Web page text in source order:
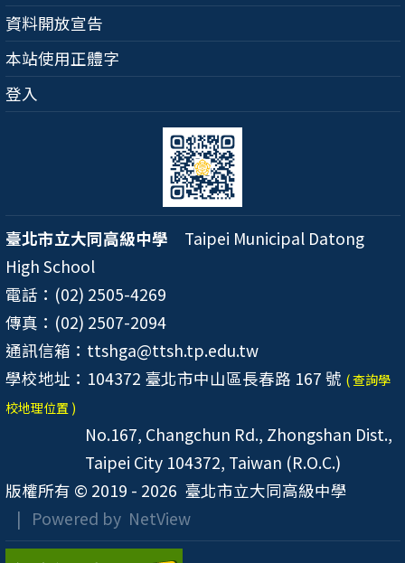
資料開放宣告
本站使用正體字
登入
臺北市立大同高級中學 Taipei Municipal Datong
High School
電話：(02) 2505-4269
傳真：(02) 2507-2094
通訊信箱：ttshga@ttsh.tp.edu.tw
學校地址：104372 臺北市中山區長春路 167 號 ( 查詢學
校地理位置 )
No.167, Changchun Rd., Zhongshan Dist.,
Taipei City 104372, Taiwan (R.O.C.)
版權所有 © 2019 - 2026 臺北市立大同高級中學
| Powered by NetView